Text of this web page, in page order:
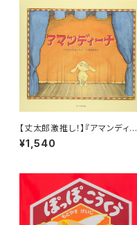
【丈太郎激推し！】『アマンディー
ナ』
¥1,540